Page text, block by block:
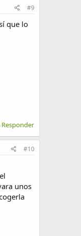
#9
que lo
Responder
#10
unos